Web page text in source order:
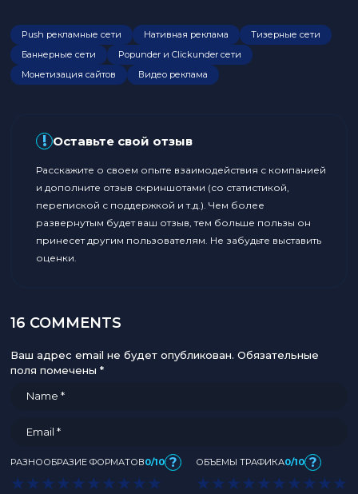
Push рекламные сети Нативная реклама
Тизерные сети
Баннерные сети
Popunder и Clickunder сети
Монетизация сайтов
Видео реклама
! Оставьте свой отзыв
Расскажите о своем опыте взаимодействия с компанией
и дополните отзыв скриншотами (со статистикой,
перепиской с поддержкой и т.д.). Чем более
развернутым будет ваш отзыв, тем больше пользы он
принесет другим пользователям. Не забудьте выставить
оценки.
16 COMMENTS
Ваш адрес email не будет опубликован. Обязательные
поля помечены *
РАЗНООБРАЗИЕ ФОРМАТОВ0/10 ?
★ ★ ★ ★ ★ ★ ★ ★ ★ ★
ОБЪЕМЫ ТРАФИКА0/10 ?
★ ★ ★ ★ ★ ★ ★ ★ ★ ★